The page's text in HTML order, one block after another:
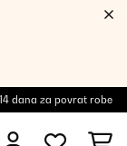
14 dana za povrat robe